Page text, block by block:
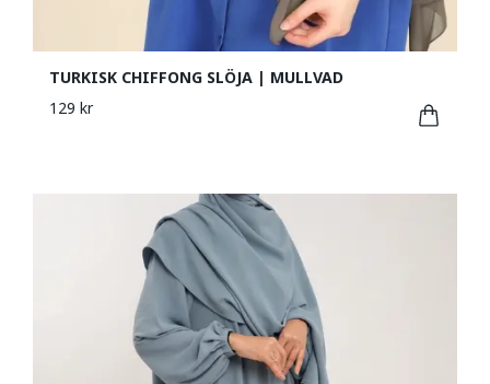
TURKISK CHIFFONG SLÖJA | MULLVAD
129 kr